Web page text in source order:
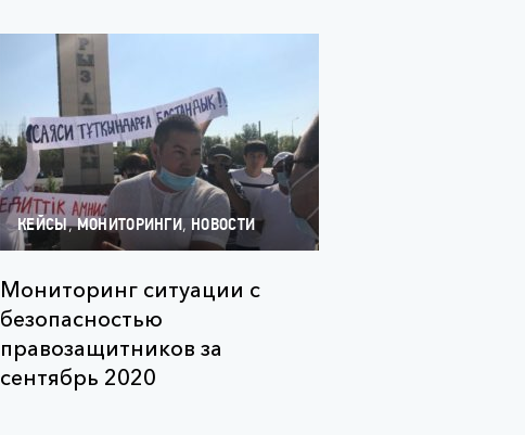
КЕЙСЫ,МОНИТОРИНГИ,НОВОСТИ
Мониторинг ситуации с
безопасностью
правозащитников за
сентябрь 2020